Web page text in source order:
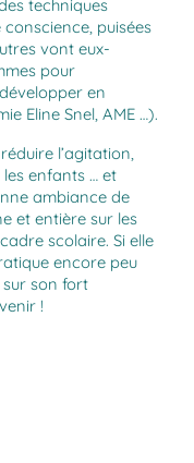
techniques
puisées
vont eux-
pour
en
Eline Snel AME …).
l’agitation,
les enfants … et
ambiance de
et entière sur les
scolaire. Si elle
encore peu
son fort
!